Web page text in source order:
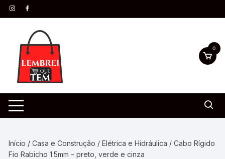
0
Início /Casa e Construção /Elétrica e Hidráulica / Cabo Rígido
Fio Rabicho 1.5mm – preto, verde e cinza